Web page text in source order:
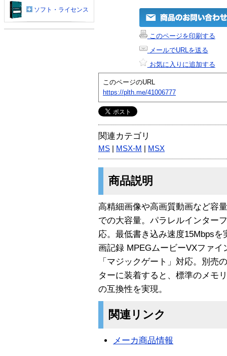
このページを印刷する
メールでURLを送る
お気に入りに追加する
このページのURL
https://plth.me/41006777
関連カテゴリ
MS MSX-M MSX
商品説明
高精細画像や高画質動画など容
での大容量。パラレルインター
応。最低書き込み速度15Mbps
画記録 MPEGムービーVXファ
「マジックゲート」対応。別売
ターに装着すると、標準のメモ
の互換性を実現。
関連リンク
メーカ商品情報
ソフト・ライセンス